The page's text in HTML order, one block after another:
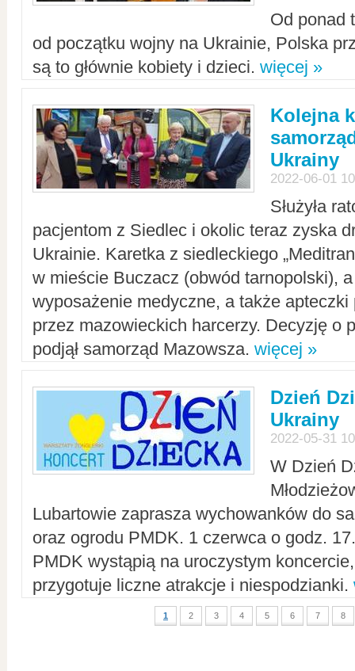
Od ponad
od początku wojny na Ukrainie, Polska
są to głównie kobiety i dzieci. więcej »
Kolejna
Ukrainy
2022-06-01
Służyła
pacjentom z Siedlec i okolic teraz zyska
Ukrainie. Karetka z siedleckiego
w mieście Buczacz (obwód tarnopolski),
wyposażenie medyczne, a także apteczki
przez mazowieckich harcerzy. Decyzję o
podjął samorząd Mazowsza. więcej »
Dzień
Ukrainy
2022-05-31
W Dzień
Lubartowie zaprasza wychowanków do
oraz ogrodu PMDK. 1 czerwca o godz.
PMDK wystąpią na uroczystym
przygotuje liczne atrakcje i niespodzianki.
1 2 3 4 5 6 7 8